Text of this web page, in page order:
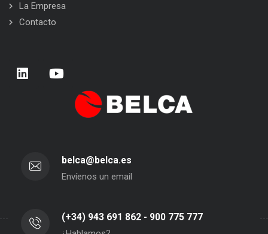
La Empresa
Contacto
belca@belca.es
Envíenos un email
(+34) 943 691 862 - 900 775 777